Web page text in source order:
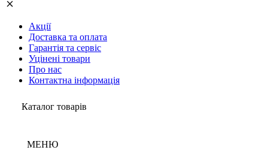
Акції
Доставка та оплата
Гарантія та сервіс
Уцінені товари
Про нас
Контактна інформація
Каталог товарів
МЕНЮ